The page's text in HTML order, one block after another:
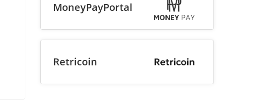
MoneyPayPortal
Retricoin